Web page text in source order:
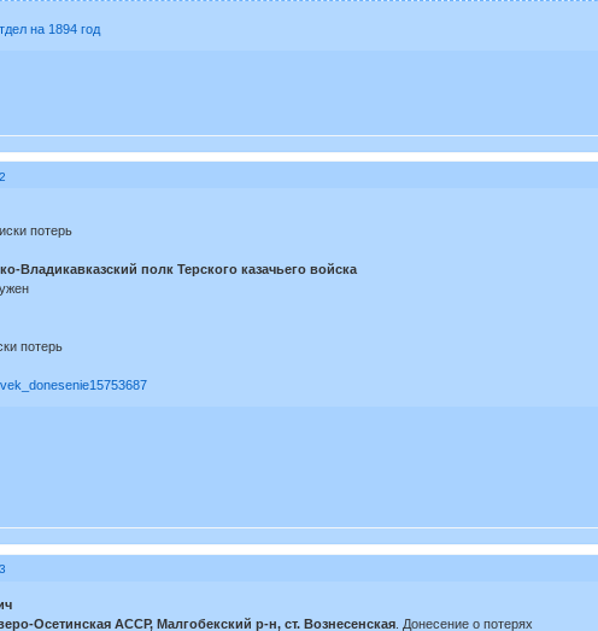
на 1894 год
потерь
Владикавказский полк Терского казачьего войска
потерь
Осетинская АССР, Малгобекский р-н, ст. Вознесенская. Донесение о потерях